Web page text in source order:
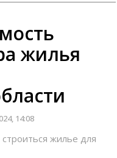
жилья
14:08
жилье для